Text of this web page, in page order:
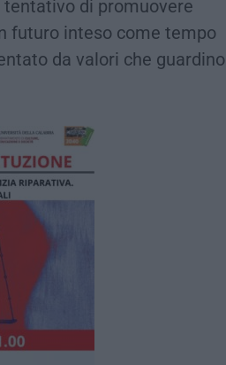
tentativo di promuovere
futuro inteso come tempo
da valori che guardino